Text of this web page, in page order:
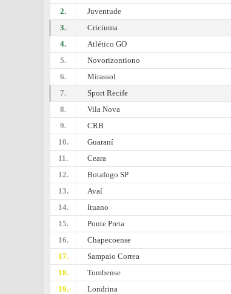
2.
Juventude
3.
Criciuma
4.
Atlético GO
5.
Novorizontiono
6.
Mirassol
7.
Sport Recife
8.
Vila Nova
9.
CRB
10.
Guaraní
11.
Ceara
12.
Botafogo SP
13.
Avaí
14.
Ituano
15.
Ponte Preta
16.
Chapecoense
17.
Sampaio Correa
18.
Tombense
19.
Londrina